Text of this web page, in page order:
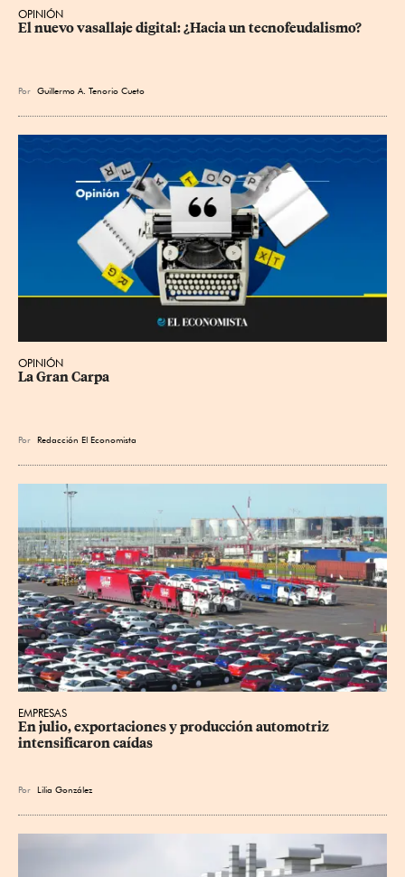
OPINIÓN
El nuevo vasallaje digital: ¿Hacia un tecnofeudalismo?
Por Guillermo A. Tenorio Cueto
OPINIÓN
La Gran Carpa
Por Redacción El Economista
EMPRESAS
En julio, exportaciones y producción automotriz
intensificaron caídas
Por Lilia González